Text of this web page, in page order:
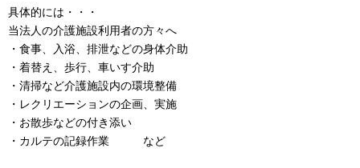
具体的には・・・
当法人の介護施設利用者の方々へ
・食事、入浴、排泄などの身体介助
・着替え、歩行、車いす介助
・清掃など介護施設内の環境整備
・レクリエーションの企画、実施
・お散歩などの付き添い
・カルテの記録作業 など